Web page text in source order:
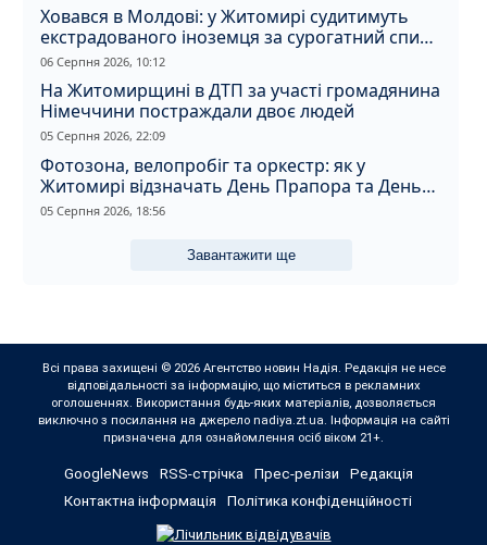
Ховався в Молдові: у Житомирі судитимуть
екстрадованого іноземця за сурогатний спирт
і відмивання грошей
06 Серпня 2026, 10:12
На Житомирщині в ДТП за участі громадянина
Німеччини постраждали двоє людей
05 Серпня 2026, 22:09
Фотозона, велопробіг та оркестр: як у
Житомирі відзначать День Прапора та День
Незалежності
05 Серпня 2026, 18:56
Завантажити ще
Всі права захищені © 2026 Агентство новин Надія. Редакція не несе
відповідальності за інформацію, що міститься в рекламних
оголошеннях. Використання будь-яких матеріалів, дозволяється
виключно з посилання на джерело nadiya.zt.ua. Інформація на сайті
призначена для ознайомлення осіб віком 21+.
GoogleNews RSS-стрічка Прес-релізи
Редакція
Контактна інформація
Політика конфіденційності